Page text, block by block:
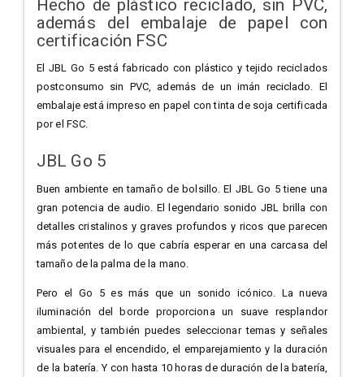
Hecho de plástico reciclado, sin PVC,
además del embalaje de papel con
certificación FSC
El JBL Go 5 está fabricado con plástico y tejido reciclados
postconsumo sin PVC, además de un imán reciclado. El
embalaje está impreso en papel con tinta de soja certificada
por el FSC.
JBL Go 5
Buen ambiente en tamaño de bolsillo. El JBL Go 5 tiene una
gran potencia de audio. El legendario sonido JBL brilla con
detalles cristalinos y graves profundos y ricos que parecen
más potentes de lo que cabría esperar en una carcasa del
tamaño de la palma de la mano.
Pero el Go 5 es más que un sonido icónico. La nueva
iluminación del borde proporciona un suave resplandor
ambiental, y también puedes seleccionar temas y señales
visuales para el encendido, el emparejamiento y la duración
de la batería. Y con hasta 10 horas de duración de la batería,